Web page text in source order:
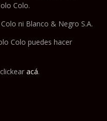
Colo.
ni Blanco & Negro S.A.
Colo puedes hacer
acá.